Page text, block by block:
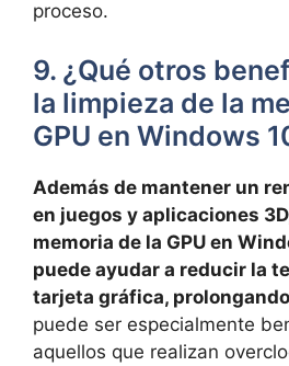
proceso.
9. ¿Qué otros
la limpieza de la⁢
GPU en Windows
Además de ‍mantener un
en juegos y aplicaciones
memoria‍ de la GPU en
puede ayudar a reducir la
tarjeta​ gráfica,
puede ser⁤ especialmente
aquellos que‍ realizan